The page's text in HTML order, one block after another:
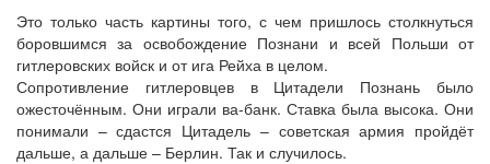
Это только часть картины того, с чем пришлось столкнуться
боровшимся за освобождение Познани и всей Польши от
гитлеровских войск и от ига Рейха в целом.
Сопротивление гитлеровцев в Цитадели Познань было
ожесточённым. Они играли ва-банк. Ставка была высока. Они
понимали – сдастся Цитадель – советская армия пройдёт
дальше, а дальше – Берлин. Так и случилось.